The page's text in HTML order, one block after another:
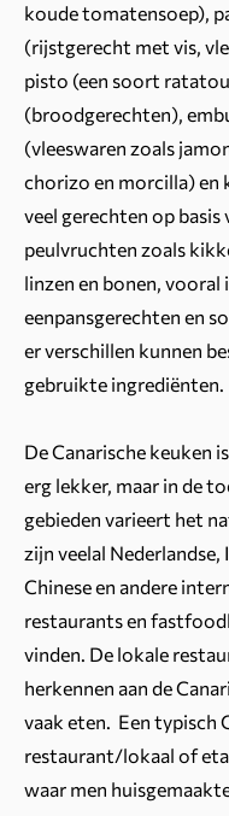
koude tomatensoep),
(rijstgerecht met vis,
pisto (een soort
(broodgerechten),
(vleeswaren zoals
chorizo en morcilla) en
veel gerechten op basis
peulvruchten zoals
linzen en bonen, vooral
eenpansgerechten en
er verschillen kunnen
gebruikte ingrediënten.
De Canarische keuken
erg lekker, maar in de
gebieden varieert het
zijn veelal Nederlandse,
Chinese en andere
restaurants en
vinden. De lokale
herkennen aan de
vaak eten. Een typisch
restaurant/lokaal of
waar men